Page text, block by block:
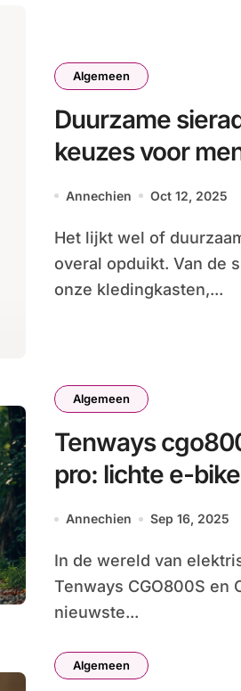
Algemeen
Duurzame
keuzes voor
Annechien Oct 12, 2025
Het lijkt wel of duurzaamheid tegenwoordig
overal opduikt. Van de
onze kledingkasten,...
Algemeen
Tenways
pro: lichte e-
kracht
Annechien Sep 16, 2025
In de wereld van elektrische fietsen zijn de
Tenways CGO800S en
nieuwste...
Algemeen